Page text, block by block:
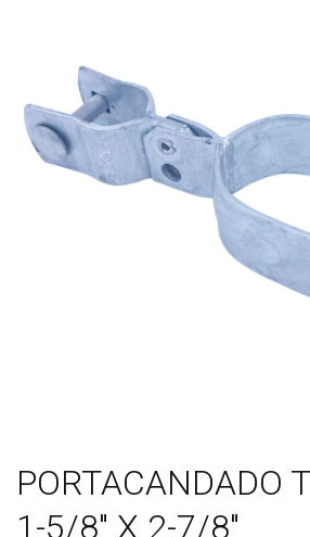
PORTACANDADO
1-5/8″ X 2-7/8″